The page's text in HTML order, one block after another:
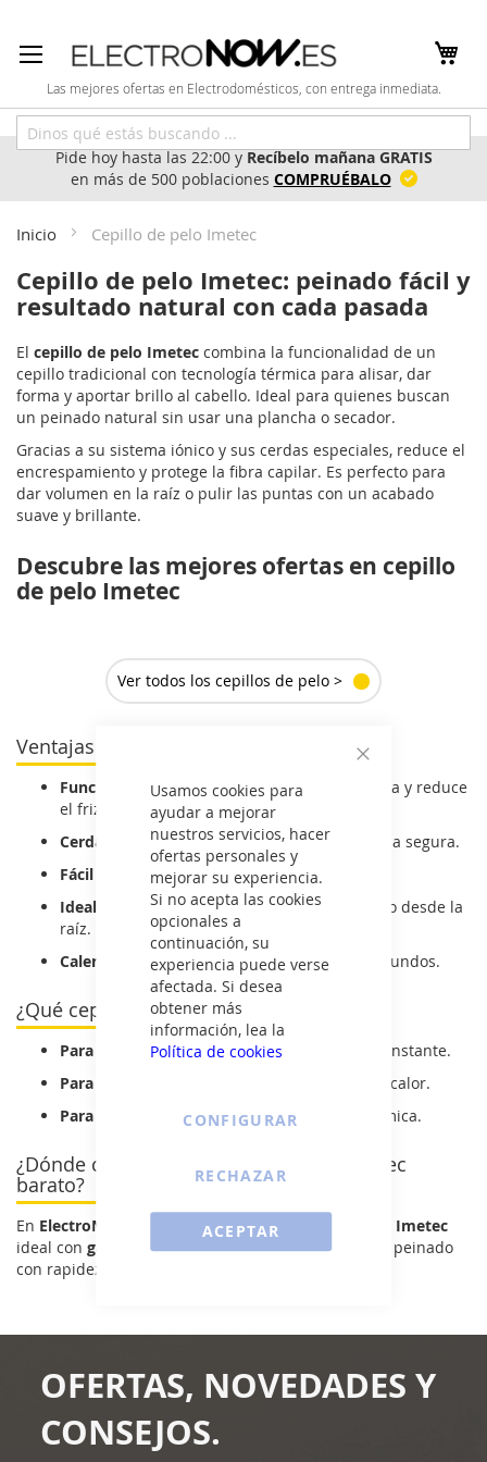
Usamos cookies para
ayudar a mejorar
nuestros servicios, hacer
ofertas personales y
mejorar su experiencia.
Si no acepta las cookies
opcionales a
continuación, su
experiencia puede verse
afectada. Si desea
obtener más
información, lea la
Política de cookies
ACEPTAR
CONFIGURAR
RECHAZAR
al
contenido
Las mejores ofertas en Electrodomésticos, con entrega inmediata.
Pide hoy hasta las 22:00 yRecíbelo mañana GRATIS
en más de 500 poblaciones COMPRUÉBALO
Inicio Cepillo de pelo Imetec
Cepillo de pelo Imetec: peinado fácil y
resultado natural con cada pasada
El cepillo de pelo Imetec combina la funcionalidad de un
cepillo tradicional con tecnología térmica para alisar, dar
forma y aportar brillo al cabello. Ideal para quienes buscan
un peinado natural sin usar una plancha o secador.
Gracias a su sistema iónico y sus cerdas especiales, reduce el
encrespamiento y protege la fibra capilar. Es perfecto para
dar volumen en la raíz o pulir las puntas con un acabado
suave y brillante.
Descubre las mejores ofertas en cepillo
de pelo Imetec
Ver todos los cepillos de pelo >
Ventajas del cepillo de pelo Imetec
Función iónica:elimina la electricidad estática y reduce
el frizz.
Cerdas térmicas:distribuyen el calor de forma segura.
Fácil manejo:diseño ergonómico y ligero.
Ideal para dar volumen: peinados con cuerpo desde la
raíz.
Calentamiento rápido:listo para usar en segundos.
¿Qué cepillo de pelo Imetec elegir?
Para uso diario:modelos con temperatura constante.
Para control total:
versiones con selector de calor.
Para viaje:
cepillos compactos con funda térmica.
¿Dónde comprar un cepillo de pelo Imetec
barato?
En ElectroNow puedes encontrar el
cepillo de pelo Imetec
ideal con garantía y entrega inmediata. Domina tu peinado
con rapidez y facilidad.
OFERTAS, NOVEDADES Y
CONSEJOS.